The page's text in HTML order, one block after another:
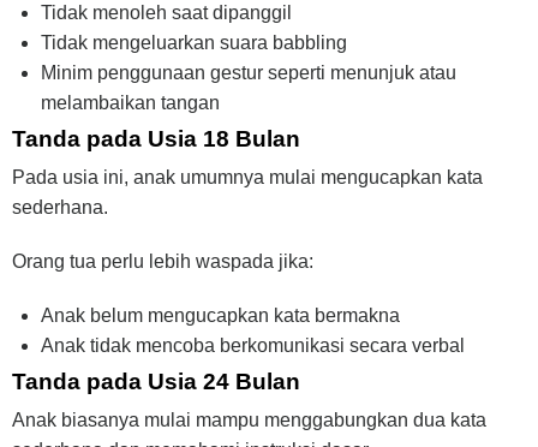
Tidak menoleh saat dipanggil
Tidak mengeluarkan suara babbling
Minim penggunaan gestur seperti menunjuk atau
melambaikan tangan
Tanda pada Usia 18 Bulan
Pada usia ini, anak umumnya mulai mengucapkan kata
sederhana.
Orang tua perlu lebih waspada jika:
Anak belum mengucapkan kata bermakna
Anak tidak mencoba berkomunikasi secara verbal
Tanda pada Usia 24 Bulan
Anak biasanya mulai mampu menggabungkan dua kata